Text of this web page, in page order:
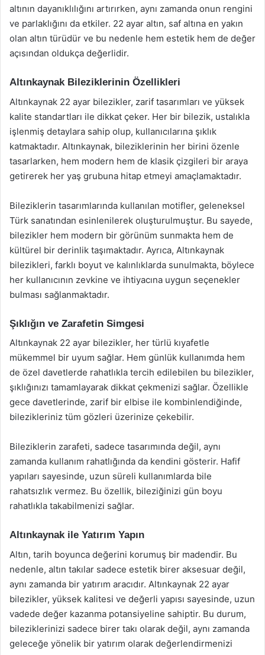
altının dayanıklılığını artırırken, aynı zamanda onun rengini
ve parlaklığını da etkiler. 22 ayar altın, saf altına en yakın
olan altın türüdür ve bu nedenle hem estetik hem de değer
açısından oldukça değerlidir.
Altınkaynak Bileziklerinin Özellikleri
Altınkaynak 22 ayar bilezikler, zarif tasarımları ve yüksek
kalite standartları ile dikkat çeker. Her bir bilezik, ustalıkla
işlenmiş detaylara sahip olup, kullanıcılarına şıklık
katmaktadır. Altınkaynak, bileziklerinin her birini özenle
tasarlarken, hem modern hem de klasik çizgileri bir araya
getirerek her yaş grubuna hitap etmeyi amaçlamaktadır.
Bileziklerin tasarımlarında kullanılan motifler, geleneksel
Türk sanatından esinlenilerek oluşturulmuştur. Bu sayede,
bilezikler hem modern bir görünüm sunmakta hem de
kültürel bir derinlik taşımaktadır. Ayrıca, Altınkaynak
bilezikleri, farklı boyut ve kalınlıklarda sunulmakta, böylece
her kullanıcının zevkine ve ihtiyacına uygun seçenekler
bulması sağlanmaktadır.
Şıklığın ve Zarafetin Simgesi
Altınkaynak 22 ayar bilezikler, her türlü kıyafetle
mükemmel bir uyum sağlar. Hem günlük kullanımda hem
de özel davetlerde rahatlıkla tercih edilebilen bu bilezikler,
şıklığınızı tamamlayarak dikkat çekmenizi sağlar. Özellikle
gece davetlerinde, zarif bir elbise ile kombinlendiğinde,
bilezikleriniz tüm gözleri üzerinize çekebilir.
Bileziklerin zarafeti, sadece tasarımında değil, aynı
zamanda kullanım rahatlığında da kendini gösterir. Hafif
yapıları sayesinde, uzun süreli kullanımlarda bile
rahatsızlık vermez. Bu özellik, bileziğinizi gün boyu
rahatlıkla takabilmenizi sağlar.
Altınkaynak ile Yatırım Yapın
Altın, tarih boyunca değerini korumuş bir madendir. Bu
nedenle, altın takılar sadece estetik birer aksesuar değil,
aynı zamanda bir yatırım aracıdır. Altınkaynak 22 ayar
bilezikler, yüksek kalitesi ve değerli yapısı sayesinde, uzun
vadede değer kazanma potansiyeline sahiptir. Bu durum,
bileziklerinizi sadece birer takı olarak değil, aynı zamanda
geleceğe yönelik bir yatırım olarak değerlendirmenizi